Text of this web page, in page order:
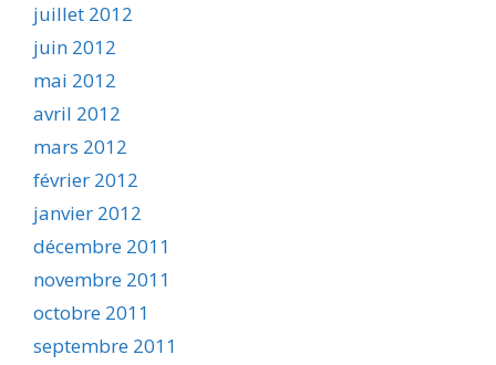
juillet 2012
juin 2012
mai 2012
avril 2012
mars 2012
février 2012
janvier 2012
décembre 2011
novembre 2011
octobre 2011
septembre 2011